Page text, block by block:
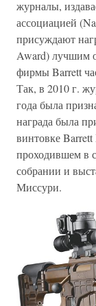
журналы,
ассоциацией
присуждают
Award) лучшим
фирмы Barrett
Так, в 2010 г.
года была
награда была
винтовке
проходившем в
собрании и
Миссури.